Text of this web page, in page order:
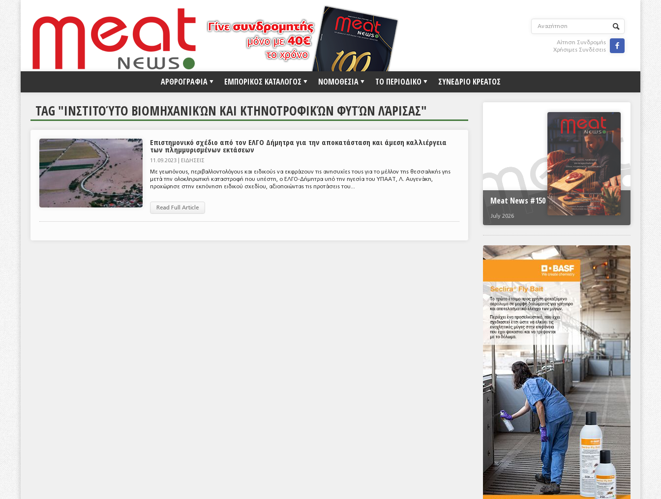
Αίτηση Συνδρομής
Χρήσιμες Συνδέσεις

ΑΡΘΡΟΓΡΑΦΙΑ ΕΜΠΟΡΙΚΟΣ ΚΑΤΑΛΟΓΟΣ ΝΟΜΟΘΕΣΙΑ ΤΟ ΠΕΡΙΟΔΙΚΟ ΣΥΝΕΔΡΙΟ ΚΡΕΑΤΟΣ
TAG "ΙΝΣΤΙΤΟΎΤΟ ΒΙΟΜΗΧΑΝΙΚΏΝ ΚΑΙ ΚΤΗΝΟΤΡΟΦΙΚΏΝ ΦΥΤΏΝ ΛΆΡΙΣΑΣ"
Επιστημονικό σχέδιο από τον ΕΛΓΟ Δήμητρα για την αποκατάσταση και άμεση καλλιέργεια
των πλημμυρισμένων εκτάσεων
11.09.2023 | ΕΙΔΗΣΕΙΣ
Με γεωπόνους, περιβαλλοντολόγους και ειδικούς να εκφράζουν τις ανησυχίες τους για το μέλλον της θεσσαλικής γης
μετά την ολοκληρωτική καταστροφή που υπέστη, ο ΕΛΓΟ-Δήμητρα υπό την ηγεσία του ΥΠΑΑΤ, Λ. Αυγενάκη,
προχώρησε στην εκπόνηση ειδικού σχεδίου, αξιοποιώντας τις προτάσεις του...
Read Full Article
Meat News #150
July 2026